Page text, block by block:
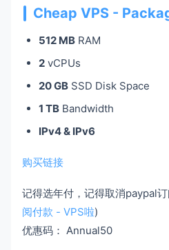
Cheap VPS -
512 MB RAM
2 vCPUs
20 GB SSD Disk Space
1 TB Bandwidth
IPv4 & IPv6
购买链接
记得选年付，记得取消paypal
阅付款 - VPS啦)
优惠码： Annual50